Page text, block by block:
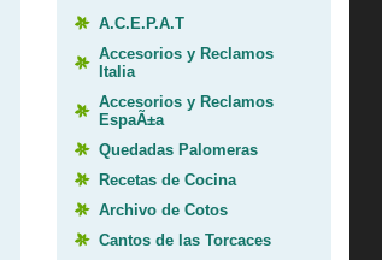
A.C.E.P.A.T
Accesorios y Reclamos
Italia
Accesorios y Reclamos
EspaÃ±a
Quedadas Palomeras
Recetas de Cocina
Archivo de Cotos
Cantos de las Torcaces